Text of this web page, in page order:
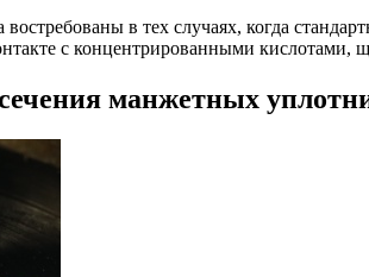
в тех случаях, когда
с концентрированными
манжетных